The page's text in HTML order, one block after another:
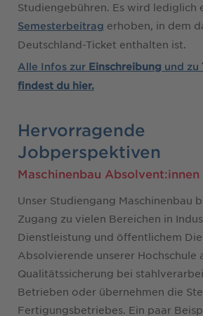
Studiengebühren. Es wird lediglich
Semesterbeitrag erhoben, in dem
Deutschland-Ticket enthalten ist.
Alle Infos zur Einschreibung und zu
findest du hier.
Hervorragende
Jobperspektiven
Maschinenbau
Unser Studiengang Maschinenbau
Zugang zu vielen Bereichen in
Dienstleistung und öffentlichem
Absolvierende unserer Hochschule
Qualitätssicherung bei
Betrieben oder übernehmen die
Fertigungsbetriebes. Ein paar